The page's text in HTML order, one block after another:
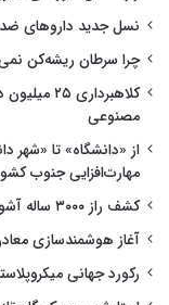
نسل جدید داروهای
چرا سرطان ریشه‌کن
مصنوعی
از «دانشگاه» تا «شهر
مهارت‌افزایی جنوب
کشف راز ۳۰۰۰ ساله آشوریان
آغاز هوشمندسازی
رکورد جهانی